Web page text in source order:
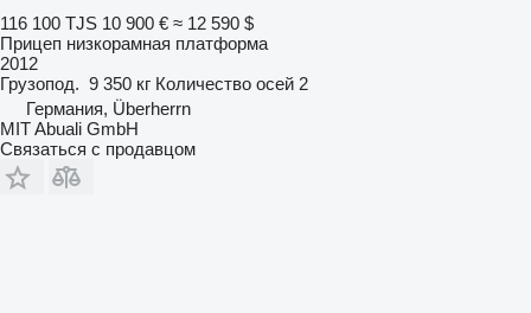
116 100 TJS 10 900 € ≈ 12 590 $
Прицеп низкорамная платформа
2012
Грузопод. 9 350 кг Количество осей 2
Германия, Überherrn
MIT Abuali GmbH
Связаться с продавцом